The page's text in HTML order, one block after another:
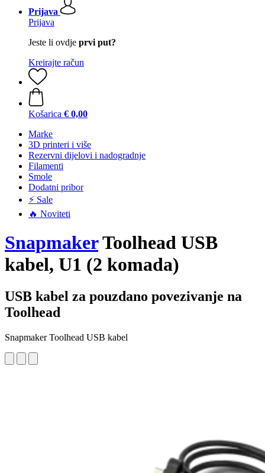
Prijava
Prijava
Jeste li ovdje prvi put?
Kreirajte račun
Košarica € 0,00
Marke
3D printeri i više
Rezervni dijelovi i nadogradnje
Filamenti
Smole
Dodatni pribor
⚡ Sale
🔥 Noviteti
SnapmakerToolhead USB
kabel, U1 (2 komada)
USB kabel za pouzdano povezivanje na
Toolhead
Snapmaker Toolhead USB kabel